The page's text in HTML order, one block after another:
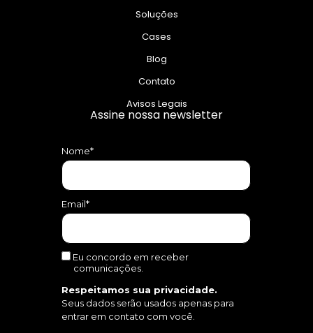
Soluções
Cases
Blog
Contato
Avisos Legais
Assine nossa newsletter
Nome*
Email*
Eu concordo em receber
comunicações.
Respeitamos sua privacidade.
Seus dados serão usados apenas para
entrar em contato com você.